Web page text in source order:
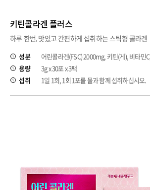
키틴콜라겐 플러스
하루 한번, 맛있고 간편하게 섭취하는 스틱형 콜라겐
성분
어린콜라겐(FSC) 2000mg, 키틴(게), 비타민
용량
3g x 30포 x 3팩
섭취
1일 1회, 1회 1포를 물과 함께 섭취하십시오.